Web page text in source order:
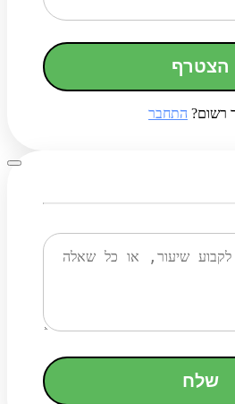
הצטרף
רשום? התחבר
שלח